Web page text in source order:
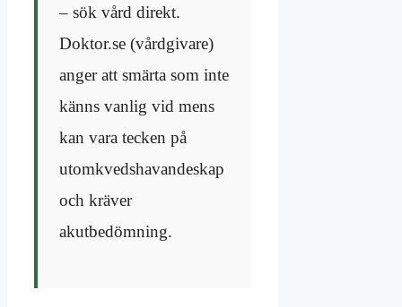
– sök vård direkt.
Doktor.se (vårdgivare)
anger att smärta som inte
känns vanlig vid mens
kan vara tecken på
utomkvedshavandeskap
och kräver
akutbedömning.